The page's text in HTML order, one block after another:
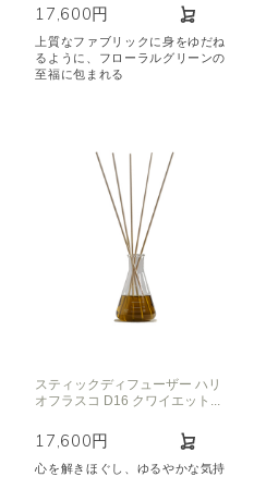
17,600円
上質なファブリックに身をゆだね
るように、フローラルグリーンの
至福に包まれる
スティックディフューザー ハリ
オフラスコ D16 クワイエット...
17,600円
心を解きほぐし、ゆるやかな気持